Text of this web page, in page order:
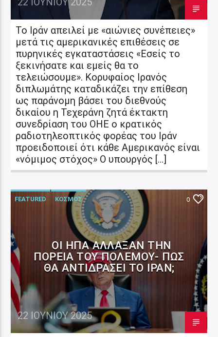
Το Ιράν απειλεί με «αιώνιες συνέπειες»
μετά τις αμερικανικές επιθέσεις σε
πυρηνικές εγκαταστάσεις «Εσείς το
ξεκινήσατε και εμείς θα το
τελειώσουμε». Κορυφαίος Ιρανός
διπλωμάτης καταδικάζει την επίθεση
ως παράνομη βάσει του διεθνούς
δικαίου η Τεχεράνη ζητά έκτακτη
συνεδρίαση του ΟΗΕ ο κρατικός
ραδιοτηλεοπτικός φορέας του Ιράν
προειδοποιεί ότι κάθε Αμερικανός είναι
«νόμιμος στόχος» Ο υπουργός […]
FEATURED ΚΟΣΜΟΣ 0
ΟΙ ΗΠΑ ΆΛΛΑΞΑΝ ΤΗΝ
ΠΟΡΕΊΑ ΤΟΥ ΠΟΛΈΜΟΥ- ΠΏΣ
ΘΑ ΑΝΤΙΔΡΆΣΕΙ ΤΟ ΙΡΆΝ;
22 ΙΟΥΝΊΟΥ 2025